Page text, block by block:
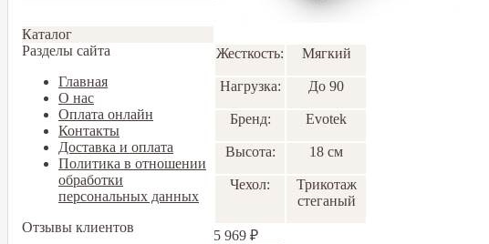
Каталог
Разделы сайта
Главная
О нас
Оплата онлайн
Контакты
Доставка и оплата
Политика в отношении
обработки
персональных данных
Отзывы клиентов
Жесткость: Мягкий
Нагрузка: До 90
Бренд: Еvotek
Высота: 18 см
Чехол:
Трикотаж
стеганый
5 969 ₽